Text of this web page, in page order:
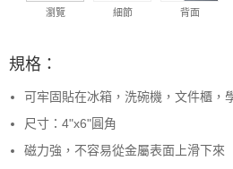
瀏覽 細節 背面
規格：
可牢固貼在冰箱，洗碗機，文件櫃，
尺寸：4"x6"圓角
磁力強，不容易從金屬表面上滑下來